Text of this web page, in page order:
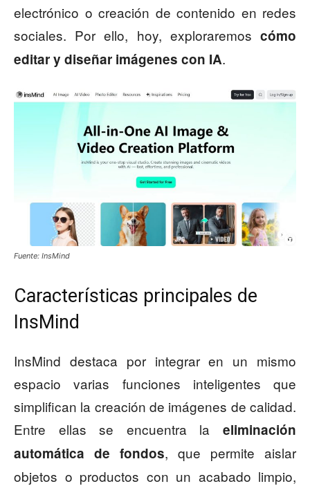
electrónico o creación de contenido en redes
sociales. Por ello, hoy, exploraremos cómo
editar y diseñar imágenes con IA.
Fuente: InsMind
Características principales de
InsMind
InsMind destaca por integrar en un mismo
espacio varias funciones inteligentes que
simplifican la creación de imágenes de calidad.
Entre ellas se encuentra la eliminación
automática de fondos, que permite aislar
objetos o productos con un acabado limpio,